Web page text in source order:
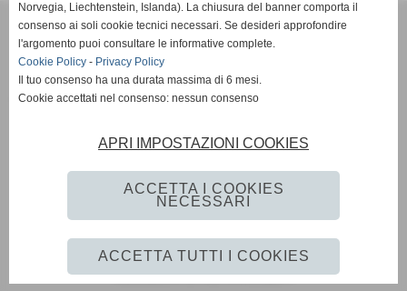
Tennis Club Bisenzio ASD
Via Ada Negri, 15 - 59100 - Prato
P.I. 01526410970 C.F 92006510488
Codice univoco: M5UXCR1
Coordinate bancarie: Banco Desio IBAN IT11A0344002811000000510100 -
Tel. 0574/46.56.49
info@tcbisenzio.it direzione@tcbisenzio.it
Privacy Policy-Cookie Policy
Realizzazione siti web www.sitoper.it
Norvegia, Liechtenstein, Islanda). La chiusura del banner comporta il
consenso ai soli cookie tecnici necessari. Se desideri approfondire
l'argomento puoi consultare le informative complete.
Cookie Policy - Privacy Policy
Il tuo consenso ha una durata massima di 6 mesi.
Cookie accettati nel consenso: nessun consenso
APRI IMPOSTAZIONI COOKIES
ACCETTA I COOKIES
NECESSARI
ACCETTA TUTTI I COOKIES